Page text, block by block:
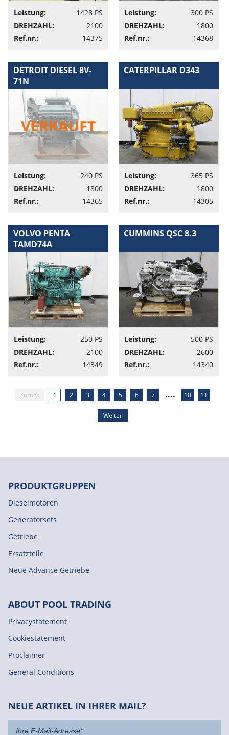
Leistung:
1428 PS
DREHZAHL:
2100
Ref.nr.:
14375
Leistung:
300 PS
DREHZAHL:
1800
Ref.nr.:
14368
DETROIT DIESEL 8V-
71N
Leistung:
240 PS
DREHZAHL:
1800
Ref.nr.:
14365
CATERPILLAR D343
Leistung:
365 PS
DREHZAHL:
1800
Ref.nr.:
14305
VOLVO PENTA
TAMD74A
Leistung:
250 PS
DREHZAHL:
2100
Ref.nr.:
14349
CUMMINS QSC 8.3
Leistung:
500 PS
DREHZAHL:
2600
Ref.nr.:
14340
Zurück 1 2 3 4 5 6 7 .... 10 11
Weiter
PRODUKTGRUPPEN
Dieselmotoren
Generatorsets
Getriebe
Ersatzteile
Neue Advance Getriebe
ABOUT POOL TRADING
Privacystatement
Cookiestatement
Proclaimer
General Conditions
NEUE ARTIKEL IN IHRER MAIL?